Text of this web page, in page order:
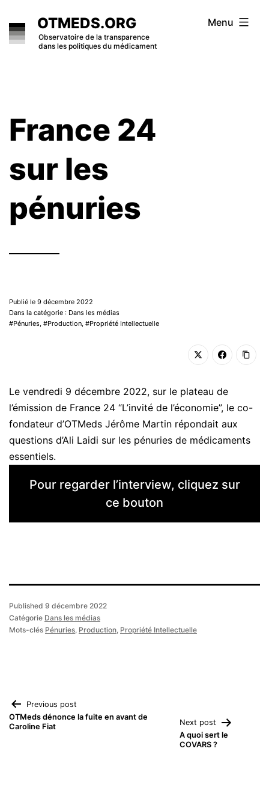
to
content
OTMEDS.ORG
Observatoire de la transparence
dans les politiques du médicament
Menu
France 24
sur les
pénuries
Publié le 9 décembre 2022
Dans la catégorie : Dans les médias
Pénuries
Production Propriété Intellectuelle
Le vendredi 9 décembre 2022, sur le plateau de
l’émission de France 24 “L’invité de l’économie”, le co-
fondateur d’OTMeds Jérôme Martin répondait aux
questions d’Ali Laidi sur les pénuries de médicaments
essentiels.
Pour regarder l’interview, cliquez sur
ce bouton
Published 9 décembre 2022
Catégorie Dans les médias
Mots-clés Pénuries, Production, Propriété Intellectuelle
Navigation
de
Previous post
OTMeds dénonce la fuite en avant de
Caroline Fiat
Next post
A quoi sert le
COVARS ?